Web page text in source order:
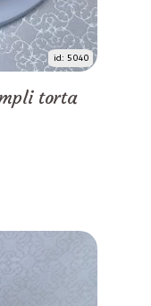
id: 5040
torta